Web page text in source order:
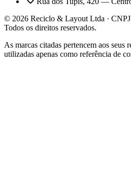
© 2026 Reciclo & Layout Ltda ·
Todos os direitos reservados.
As marcas citadas pertencem aos seus
utilizadas apenas como referência de